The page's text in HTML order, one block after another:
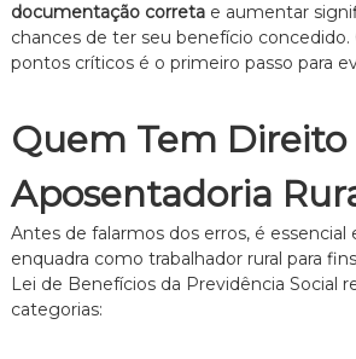
d
e
m
í
i
,
c
o
documentação corretae aumentar
chances de ter seu benefício concedido.
pontos críticos é o primeiro passo para
Quem Tem Direito
Aposentadoria
Antes de falarmos dos erros, é
enquadra como trabalhador rural para
Lei de Benefícios da Previdência Social
categorias: